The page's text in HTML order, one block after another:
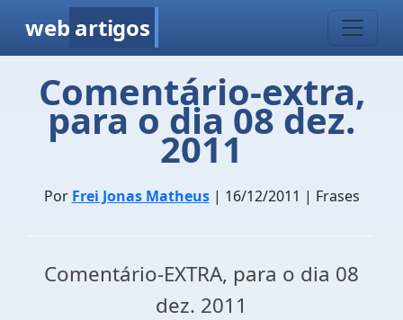
web artigos
Comentário-extra,
para o dia 08 dez.
2011
Por Frei Jonas Matheus| 16/12/2011 | Frases
Comentário-EXTRA, para o dia 08
dez. 2011